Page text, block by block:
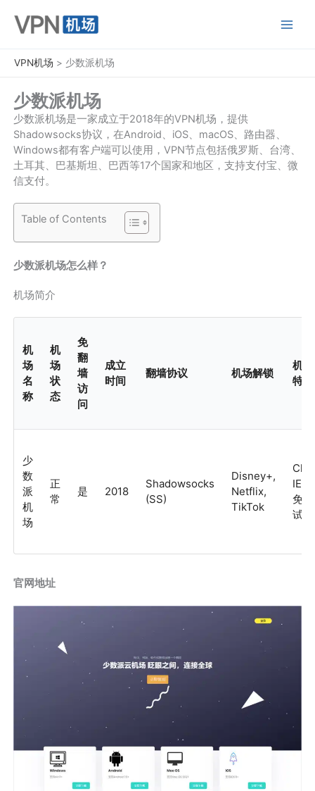
VPN机场 > 少数派机场
少数派机场
少数派机场是一家成立于2018年的VPN机场，提供
Shadowsocks协议，在Android、iOS、macOS、路由器、
Windows都有客户端可以使用，VPN节点包括俄罗斯、台湾、
土耳其、巴基斯坦、巴西等17个国家和地区，支持支付宝、微
信支付。
Table of Contents
少数派机场怎么样？
机场简介
机
场
名
称
机
场
状
态
免
翻
墙
访
问
成立
时间
翻墙协议 机场解锁
机场
特色
少
数
派
机
场
正
常
是 2018
Shadowsocks
(SS)
Disney+,
Netflix,
TikTok
免费
试用
官网地址